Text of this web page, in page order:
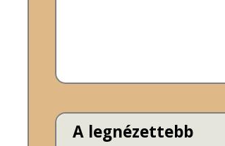
A legnézettebb